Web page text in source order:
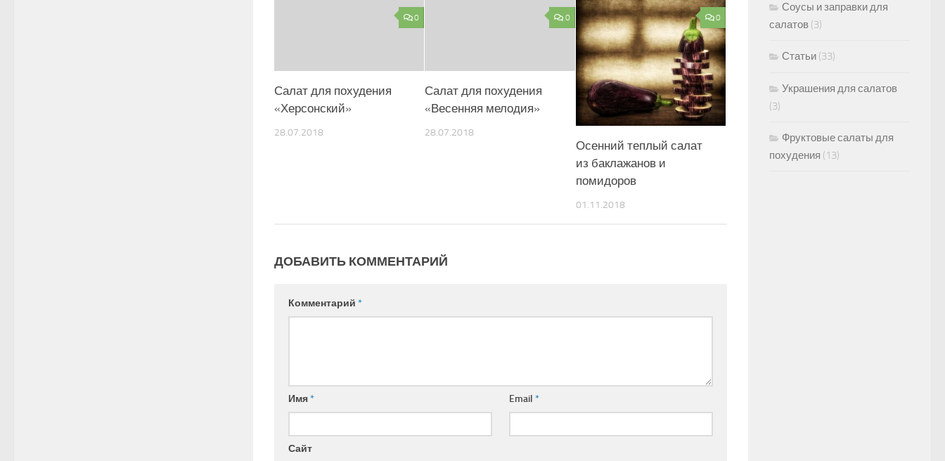
0
Салат для похудения
«Херсонский»
28.07.2018
0
Салат для похудения
«Весенняя мелодия»
28.07.2018
0
Осенний теплый салат
из баклажанов и
помидоров
01.11.2018
ДОБАВИТЬ КОММЕНТАРИЙ
Комментарий *
Имя* Email*
Сайт
Соусы и заправки для
салатов (3)
Статьи (33)
Украшения для салатов
(3)
Фруктовые салаты для
похудения (13)